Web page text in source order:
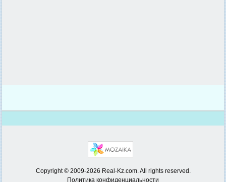
Copyright © 2009-2026 Real-Kz.com. All rights reserved.
Политика конфиденциальности